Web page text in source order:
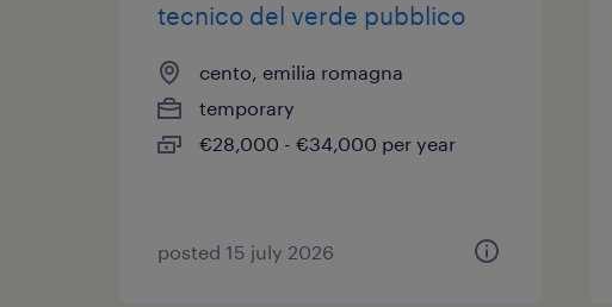
tecnico del verde pubblico
cento, emilia romagna
temporary
€28,000 - €34,000 per year
posted 15 july 2026